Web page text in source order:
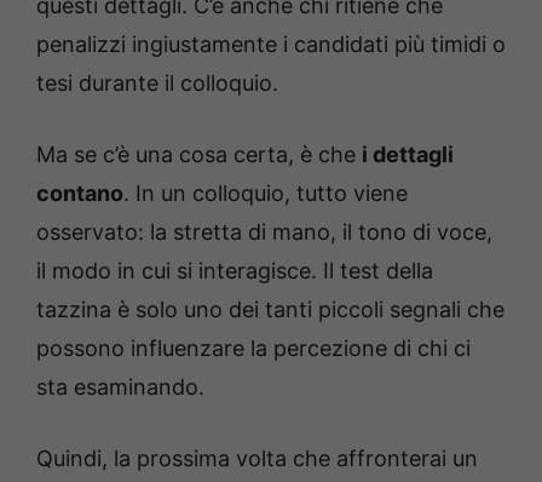
penalizzi ingiustamente i candidati più timidi o
tesi durante il colloquio.
Ma se c’è una cosa certa, è che i dettagli
contano. In un colloquio, tutto viene
osservato: la stretta di mano, il tono di voce,
il modo in cui si interagisce. Il test della
tazzina è solo uno dei tanti piccoli segnali che
possono influenzare la percezione di chi ci
sta esaminando.
Quindi, la prossima volta che affronterai un